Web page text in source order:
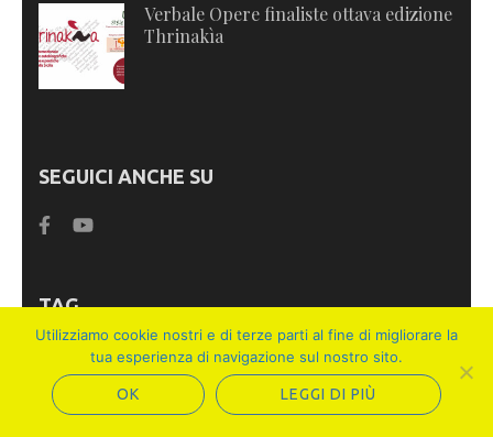
Verbale Opere finaliste ottava edizione
Thrinakìa
SEGUICI ANCHE SU
TAG
Archivio memoria immaginario
siciliano
Utilizziamo cookie nostri e di terze parti al fine di migliorare la
tua esperienza di navigazione sul nostro sito.
OK LEGGI DI PIÙ